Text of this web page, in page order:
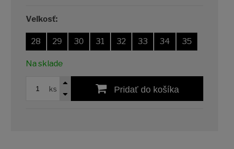
Veľkosť:
28 29 30 31 32 33 34 35
Na sklade
ks Pridať do košíka